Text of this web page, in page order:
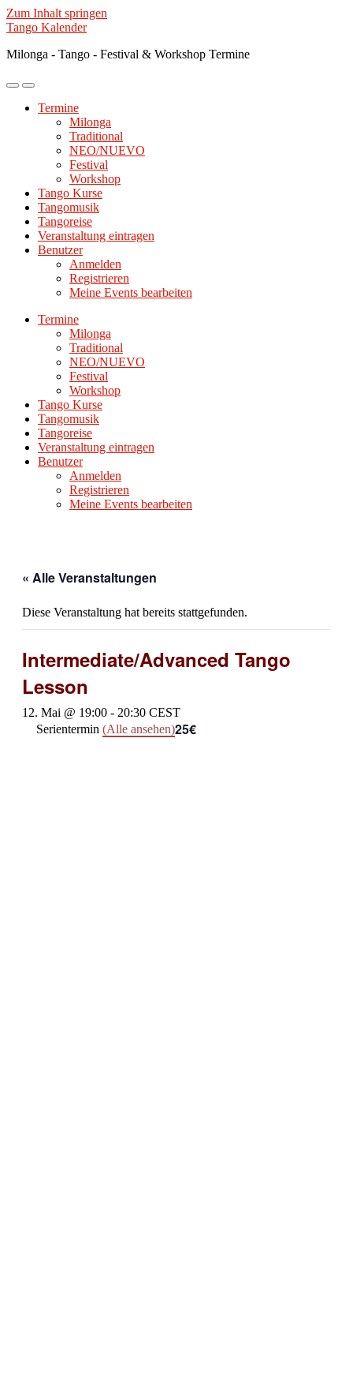
Zum Inhalt springen
Tango Kalender
Milonga - Tango - Festival & Workshop Termine
Mobile-
ein-/ausblenden
Suchfeld
ein-/ausblenden
Termine
Milonga
Traditional
NEO/NUEVO
Festival
Workshop
Tango Kurse
Tangomusik
Tangoreise
Veranstaltung eintragen
Benutzer
Anmelden
Registrieren
Meine Events bearbeiten
Termine
Milonga
Traditional
NEO/NUEVO
Festival
Workshop
Tango Kurse
Tangomusik
Tangoreise
Veranstaltung eintragen
Benutzer
Anmelden
Registrieren
Meine Events bearbeiten
« Alle Veranstaltungen
Diese Veranstaltung hat bereits stattgefunden.
Intermediate/Advanced Tango
Lesson
12. Mai @ 19:00 - 20:30 CEST
Serientermin (Alle ansehen)25€